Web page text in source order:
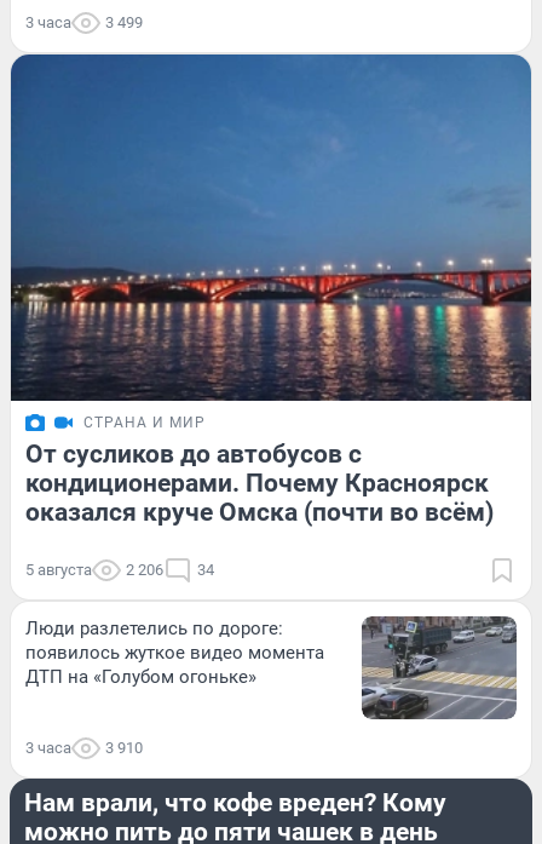
3 часа 3 499
СТРАНА И МИР
От сусликов до автобусов с
кондиционерами. Почему Красноярск
оказался круче Омска (почти во всём)
5 августа 2 206 34
Люди разлетелись по дороге:
появилось жуткое видео момента
ДТП на «Голубом огоньке»
3 часа 3 910
ЗДОРОВЬЕ
Нам врали, что кофе вреден? Кому
можно пить до пяти чашек в день